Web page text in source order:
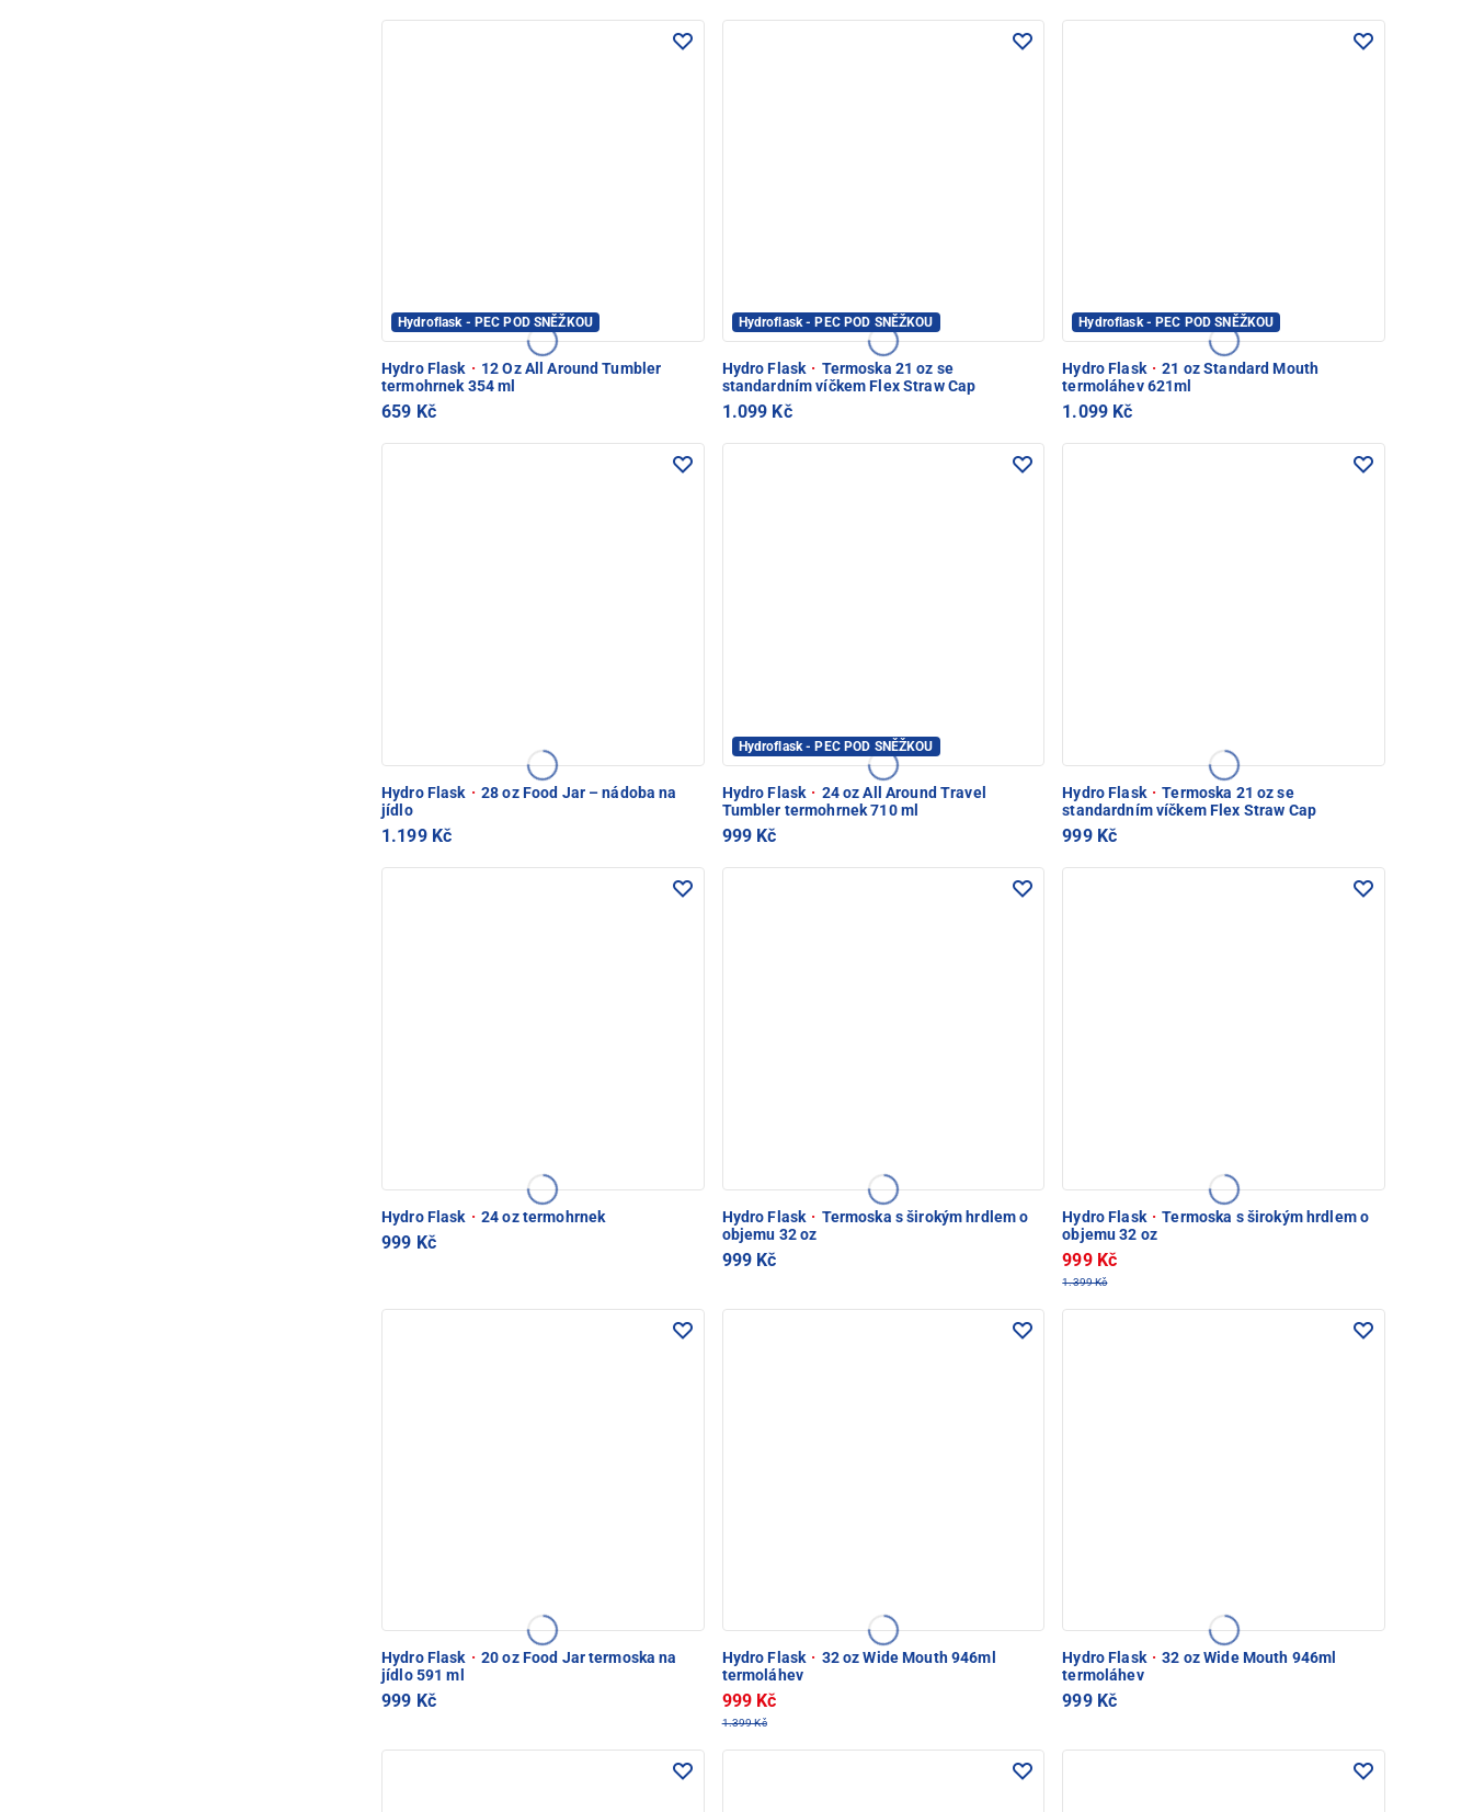
Hydroflask - PEC POD SNĚŽKOU
Hydro Flask · 12 Oz All Around Tumbler
termohrnek 354 ml
659 Kč
Hydroflask - PEC POD SNĚŽKOU
Hydro Flask · Termoska 21 oz se
standardním víčkem Flex Straw Cap
1.099 Kč
Hydroflask - PEC POD SNĚŽKOU
Hydro Flask · 21 oz Standard Mouth
termoláhev 621ml
1.099 Kč
Hydro Flask · 28 oz Food Jar – nádoba na
jídlo
1.199 Kč
Hydroflask - PEC POD SNĚŽKOU
Hydro Flask · 24 oz All Around Travel
Tumbler termohrnek 710 ml
999 Kč
Hydro Flask · Termoska 21 oz se
standardním víčkem Flex Straw Cap
999 Kč
Hydro Flask · 24 oz termohrnek
999 Kč
Hydro Flask · Termoska s širokým hrdlem o
objemu 32 oz
999 Kč
Hydro Flask · Termoska s širokým hrdlem o
objemu 32 oz
999 Kč
1.399 Kč
Hydro Flask · 20 oz Food Jar termoska na
jídlo 591 ml
999 Kč
Hydro Flask · 32 oz Wide Mouth 946ml
termoláhev
999 Kč
1.399 Kč
Hydro Flask · 32 oz Wide Mouth 946ml
termoláhev
999 Kč